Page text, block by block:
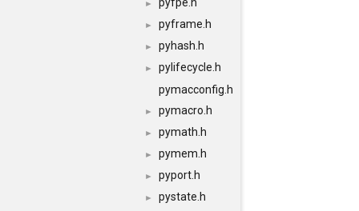
►
► pyframe.h
► pyhash.h
►
pylifecycle.h
pymacconfig.h
► pymacro.h
► pymath.h
► pymem.h
► pyport.h
► pystate.h